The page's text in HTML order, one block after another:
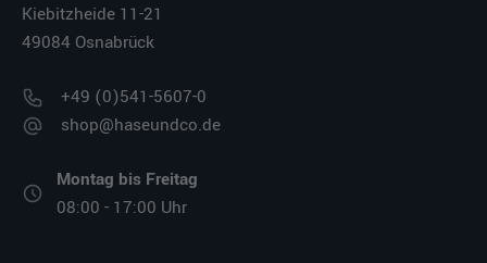
Kiebitzheide 11-21
49084 Osnabrück
+49 (0)541-5607-0
shop@haseundco.de
Montag bis Freitag
08:00 - 17:00 Uhr